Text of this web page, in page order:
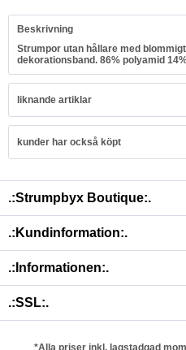
Beskrivning
Strumpor utan hållare med
dekorationsband. 86% polyamid
liknande artiklar
kunder har också köpt
.:Strumpbyx Boutique:.
.:Kundinformation:.
.:Informationen:.
.:SSL:.